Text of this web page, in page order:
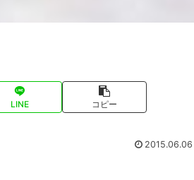
LINE コピー
2015.06.06